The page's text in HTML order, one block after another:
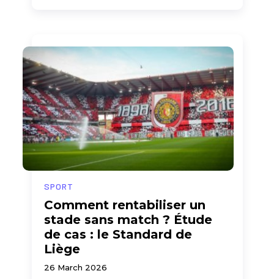
SPORT
Comment rentabiliser un
stade sans match ? Étude
de cas : le Standard de
Liège
26 March 2026